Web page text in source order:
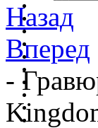
Назад
Вперед
-